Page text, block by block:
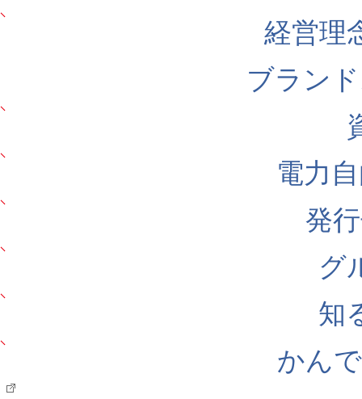
経営理
ブラン
電力
発
グ
知
かん